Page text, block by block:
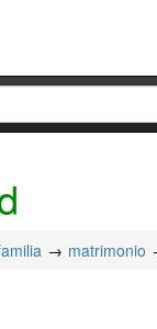
matrimonio